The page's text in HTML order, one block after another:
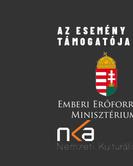
AZ ESEMÉNY
TÁMOGATÓJA